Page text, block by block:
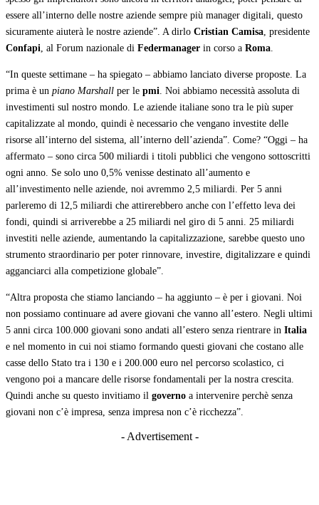
essere all’interno delle nostre aziende sempre più manager digitali, questo
sicuramente aiuterà le nostre aziende”. A dirlo Cristian Camisa, presidente
Confapi, al Forum nazionale di Federmanager in corso a Roma.
“In queste settimane – ha spiegato – abbiamo lanciato diverse proposte. La
prima è un piano Marshall per le pmi. Noi abbiamo necessità assoluta di
investimenti sul nostro mondo. Le aziende italiane sono tra le più super
capitalizzate al mondo, quindi è necessario che vengano investite delle
risorse all’interno del sistema, all’interno dell’azienda”. Come? “Oggi – ha
affermato – sono circa 500 miliardi i titoli pubblici che vengono sottoscritti
ogni anno. Se solo uno 0,5% venisse destinato all’aumento e
all’investimento nelle aziende, noi avremmo 2,5 miliardi. Per 5 anni
parleremo di 12,5 miliardi che attirerebbero anche con l’effetto leva dei
fondi, quindi si arriverebbe a 25 miliardi nel giro di 5 anni. 25 miliardi
investiti nelle aziende, aumentando la capitalizzazione, sarebbe questo uno
strumento straordinario per poter rinnovare, investire, digitalizzare e quindi
agganciarci alla competizione globale”.
“Altra proposta che stiamo lanciando – ha aggiunto – è per i giovani. Noi
non possiamo continuare ad avere giovani che vanno all’estero. Negli ultimi
5 anni circa 100.000 giovani sono andati all’estero senza rientrare in Italia
e nel momento in cui noi stiamo formando questi giovani che costano alle
casse dello Stato tra i 130 e i 200.000 euro nel percorso scolastico, ci
vengono poi a mancare delle risorse fondamentali per la nostra crescita.
Quindi anche su questo invitiamo il governo a intervenire perchè senza
giovani non c’è impresa, senza impresa non c’è ricchezza”.
- Advertisement -